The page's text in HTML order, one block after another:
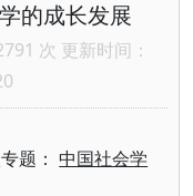
的成长发展
次 更新时间：
题：中国社会学